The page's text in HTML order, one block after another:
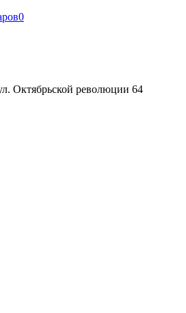
0
Октябрьской революции 64